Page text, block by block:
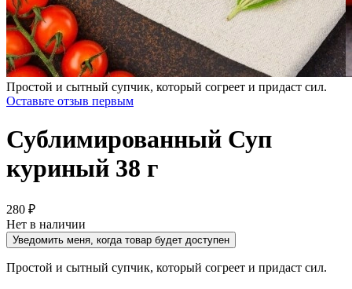
Простой и сытный супчик, который согреет и придаст сил.
Оставьте отзыв первым
Сублимированный Суп
куриный 38 г
280 ₽
Нет в наличии
Уведомить меня, когда товар будет доступен
Простой и сытный супчик, который согреет и придаст сил.